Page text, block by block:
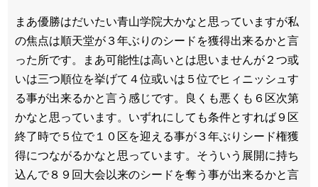
まあ優勝はだいたい青山学院大かなと思っていますが私
の焦点は順天堂が３年ぶりのシードを獲得出来るかと言
った所です。まあ可能性は高いとは思いませんが２つ或
いは三つ順位を挙げて４位或いは５位でヒィニッシュす
る事が出来るかと言う感じです。良くも悪くも６区次第
かなと思っています。いずれにしても条件とすれば９区
終了時で５位で１０区を迎える事が３年ぶりシード権獲
得につながるかなと思っています。そういう展開に持ち
込んで８９回大会以来のシードを奪う事が出来るかと言